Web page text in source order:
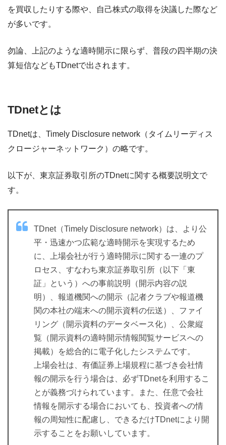
を買収したりする際や、自己株式の取得を決議した際など
が多いです。
勿論、上記のような適時開示に限らず、普段の四半期の決
算短信などもTDnetで出されます。
TDnetとは
TDnetは、Timely Disclosure network（タイムリーディス
クロージャーネットワーク）の略です。
以下が、東京証券取引所のTDnetに関する概要説明文で
す。
TDnet（Timely Disclosure network）は、より公
平・迅速かつ広範な適時開示を実現するため
に、上場会社が行う適時開示に関する一連のプ
ロセス、すなわち東京証券取引所（以下「東
証」という）への事前説明（開示内容の説
明）、報道機関への開示（記者クラブや報道機
関の本社の端末への開示資料の伝送）、ファイ
リング（開示資料のデータベース化）、公衆縦
覧（開示資料の適時開示情報閲覧サービスへの
掲載）を総合的に電子化したシステムです。
上場会社は、有価証券上場規程に基づき会社情
報の開示を行う場合は、必ずTDnetを利用するこ
とが義務づけられています。また、任意で会社
情報を開示する場合においても、投資者への情
報の周知性に配慮し、できるだけTDnetにより開
示することをお願いしています。